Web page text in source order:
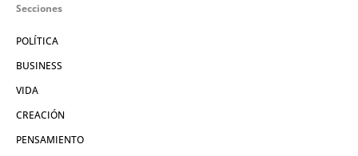
Secciones
POLÍTICA
BUSINESS
VIDA
CREACIÓN
PENSAMIENTO